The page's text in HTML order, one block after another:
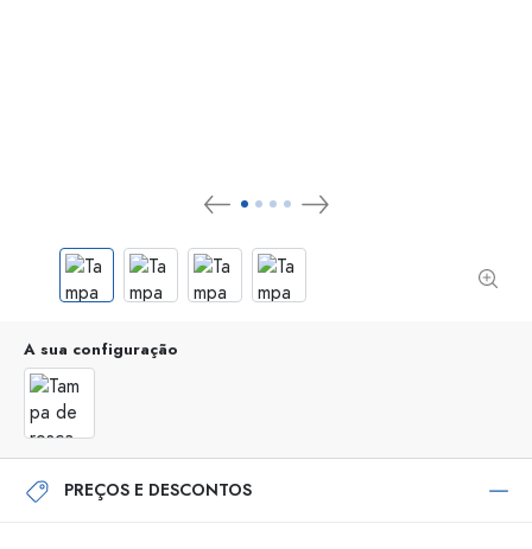
A sua configuração
PREÇOS E DESCONTOS